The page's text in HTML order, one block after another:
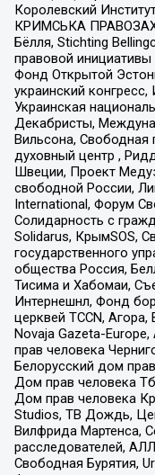
Королевский
КРИМСЬКА
Бёлля, Stichting
правовой
Фонд Открытой
украинский
Украинская
Декабристы,
Вильсона, Свободная
духовный центр ,
Швеции, Проект
свободной России,
International, Форум
Солидарность с
Solidarus, КрымSOS,
государственного
общества Россия,
Тисима и Хабомаи,
Интернешнл, Фонд
церквей TCCN,
Novaja Gazeta-
прав человека
Белорусский дом
Дом прав человека
Дом прав человека
Studios, ТВ Дождь,
Вилфрида Мартенса,
расследователей,
Свободная Бурятия,